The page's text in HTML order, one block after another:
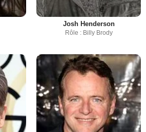
Josh Henderson
Rôle : Billy Brody